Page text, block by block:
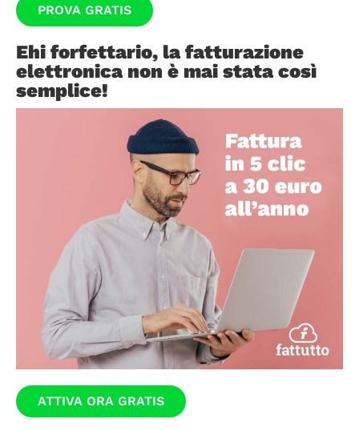
PROVA GRATIS
Ehi forfettario, la fatturazione
elettronica non è mai stata così
semplice!
ATTIVA ORA GRATIS